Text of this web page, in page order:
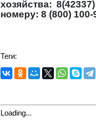
хозяйства:
номеру: 8 (800) 100-
Теги:
Loading...